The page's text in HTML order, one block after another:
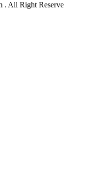
. All Right Reserve